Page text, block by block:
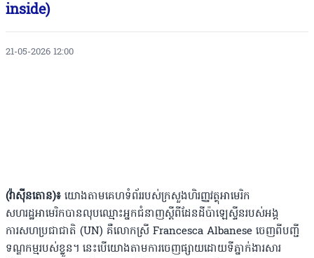
inside)
21-05-2026 12:00
(វ៉ាស៉ីនតោន)៖ យោងតាមគេហទំព័ររបស់ក្រសួងហិរញ្ញវត្ថុអាមេរិក
សហរដ្ឋអាមេរិកបានលុបឈ្មោះអ្នកជំនាញស្តីពីដែនដីប៉ាឡេស្ទីនរបស់អង្គ
ការសហប្រជាជាតិ (UN) គឺលោកស្រី Francesca Albanese ចេញពីបញ្ជី
ទណ្ឌកម្មរបស់ខ្លួន។ នេះបើយោងតាមការចេញផ្សាយដោយទីភ្នាក់ងារសារ